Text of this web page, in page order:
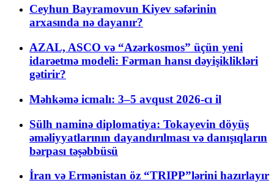
Ceyhun Bayramovun Kiyev səfərinin
arxasında nə dayanır?
AZAL, ASCO və “Azərkosmos” üçün yeni
idarəetmə modeli: Fərman hansı dəyişiklikləri
gətirir?
Məhkəmə icmalı: 3–5 avqust 2026-cı il
Sülh naminə diplomatiya: Tokayevin döyüş
əməliyyatlarının dayandırılması və danışıqların
bərpası təşəbbüsü
İran və Ermənistan öz “TRIPP”lərini hazırlayır